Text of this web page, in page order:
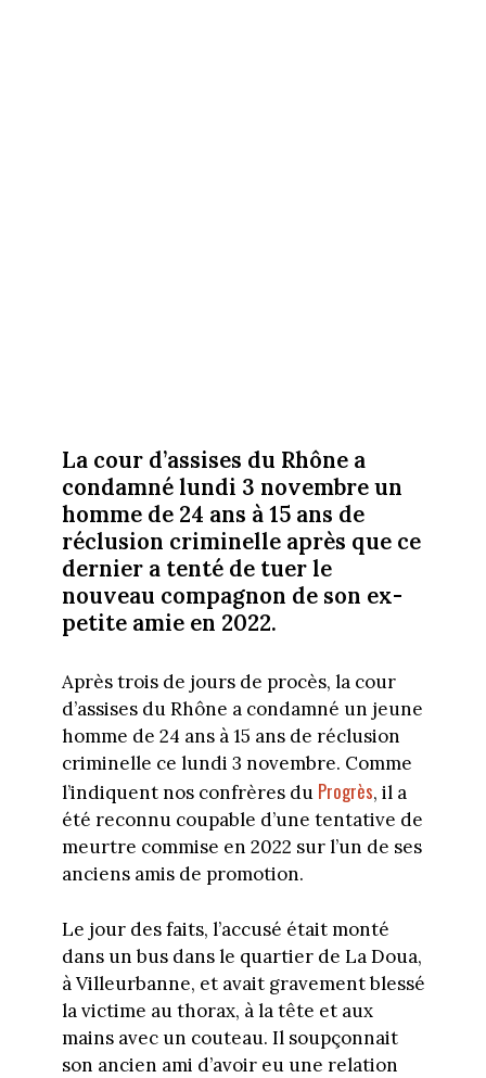
La cour d’assises du Rhône a
condamné lundi 3 novembre un
homme de 24 ans à 15 ans de
réclusion criminelle après que ce
dernier a tenté de tuer le
nouveau compagnon de son ex-
petite amie en 2022.
Après trois de jours de procès, la cour
d’assises du Rhône a condamné un jeune
homme de 24 ans à 15 ans de réclusion
criminelle ce lundi 3 novembre. Comme
l’indiquent nos confrères du Progrès, il a
été reconnu coupable d’une tentative de
meurtre commise en 2022 sur l’un de ses
anciens amis de promotion.
Le jour des faits, l’accusé était monté
dans un bus dans le quartier de La Doua,
à Villeurbanne, et avait gravement blessé
la victime au thorax, à la tête et aux
mains avec un couteau. Il soupçonnait
son ancien ami d’avoir eu une relation